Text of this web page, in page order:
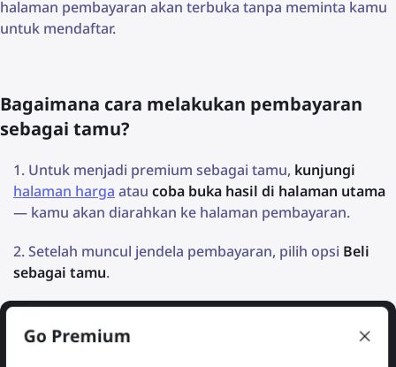
halaman pembayaran akan terbuka tanpa meminta kamu
untuk mendaftar.
Bagaimana cara melakukan pembayaran
sebagai tamu?
Untuk menjadi premium sebagai tamu, kunjungi
halaman harga atau coba buka hasil di halaman utama
— kamu akan diarahkan ke halaman pembayaran.
Setelah muncul jendela pembayaran, pilih opsi Beli
sebagai tamu.